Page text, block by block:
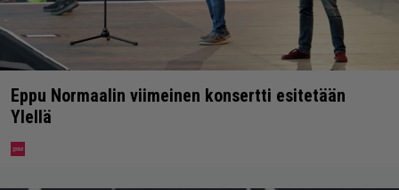
Eppu Normaalin viimeinen konsertti esitetään
Ylellä